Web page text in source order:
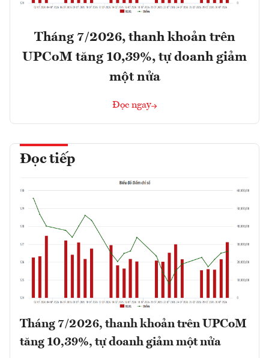
Tháng 7/2026, thanh khoản trên
UPCoM tăng 10,39%, tự doanh giảm
một nửa
Đọc ngay
Đọc tiếp
Tháng 7/2026, thanh khoản trên UPCoM
tăng 10,39%, tự doanh giảm một nửa